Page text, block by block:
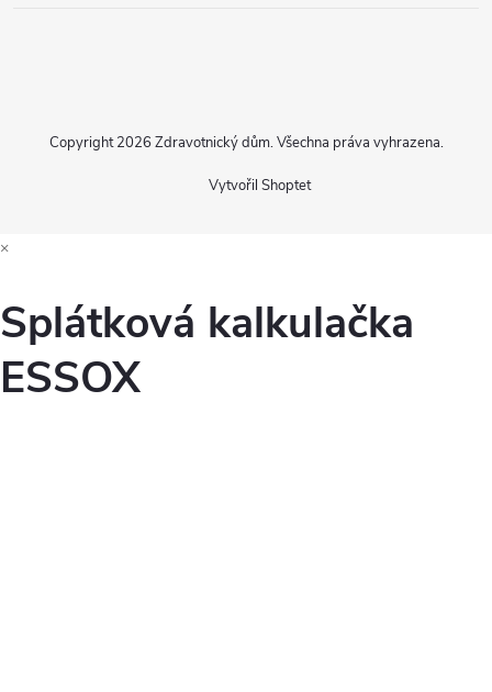
Vytvořil Shoptet
Copyright 2026 Zdravotnický dům. Všechna práva vyhrazena.
×
Splátková kalkulačka
ESSOX